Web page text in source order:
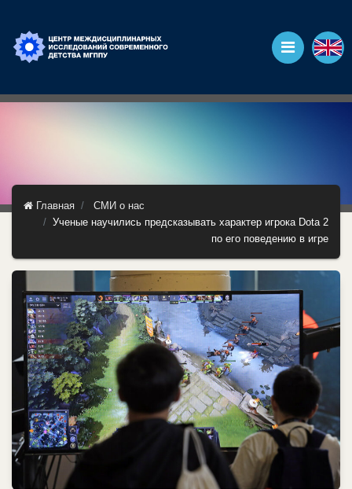
Главная
СМИ о нас
Ученые научились предсказывать характер игрока Dota 2
по его поведению в игре